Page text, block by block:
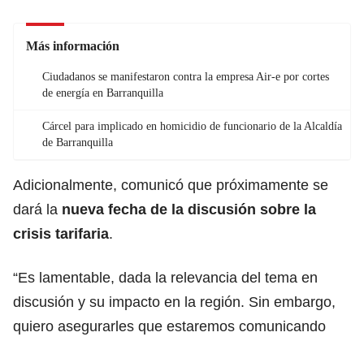
Más información
Ciudadanos se manifestaron contra la empresa Air-e por cortes
de energía en Barranquilla
Cárcel para implicado en homicidio de funcionario de la Alcaldía
de Barranquilla
Adicionalmente, comunicó que próximamente se
dará la nueva fecha de la discusión sobre la
crisis tarifaria.
“Es lamentable, dada la relevancia del tema en
discusión y su impacto en la región. Sin embargo,
quiero asegurarles que estaremos comunicando